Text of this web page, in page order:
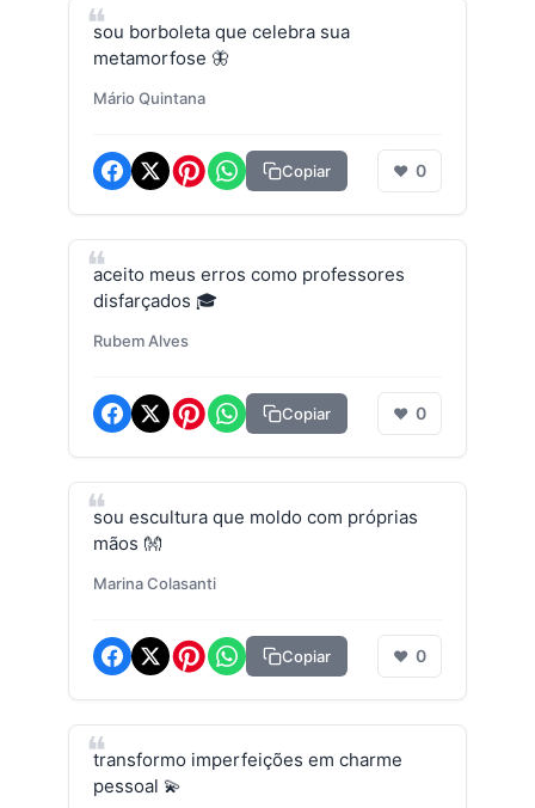
sou borboleta que celebra sua
metamorfose 🦋
Mário Quintana
Copiar ❤ 0
aceito meus erros como professores
disfarçados 🎓
Rubem Alves
Copiar ❤ 0
sou escultura que moldo com próprias
mãos 👐
Marina Colasanti
Copiar ❤ 0
transformo imperfeições em charme
pessoal 💫